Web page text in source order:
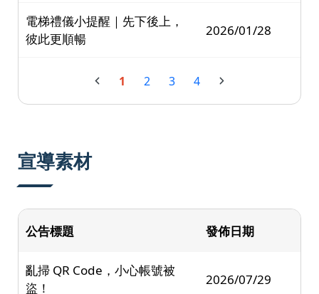
電梯禮儀小提醒｜先下後上，
彼此更順暢
2026/01/28
1 2 3 4
宣導素材
公告標題 發佈日期
亂掃 QR Code，小心帳號被
盜！
2026/07/29